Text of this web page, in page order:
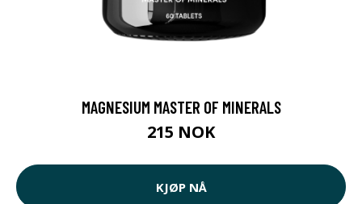
MAGNESIUM MASTER OF MINERALS
215 NOK
KJØP NÅ